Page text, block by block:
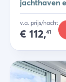
jachthaven
v.a. prijs/nacht
€ 112,41